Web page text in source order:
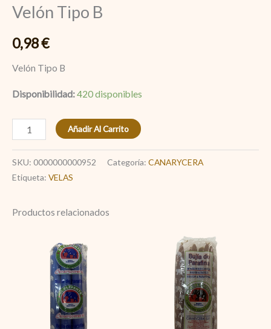
Velón Tipo B
0,98€
Velón Tipo B
Disponibilidad:420 disponibles
Añadir Al Carrito
SKU: 0000000000952 Categoría: CANARYCERA
Etiqueta: VELAS
Productos relacionados
Bujia
Azul
El
Elefante
Paq.
Velas
Bujia
Marrón
El
Elefante
Paq.